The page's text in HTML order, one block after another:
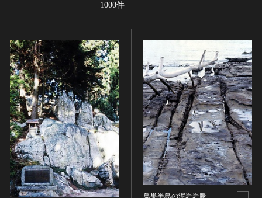
全国の美術館・博物館
世界遺産
無形文化遺産
動画で見る無形の文化財
ヘルプ
このサイトについて
関連サイトリンク
サイトマップ
サイトのご意見はこちら
文化遺産データベース
1000件
鳥巣半島の泥岩岩脈
制作者名
時代
時代を選択
旧石器 [日本]
縄文 [日本]
弥生 [日本]
古墳 [日本]
分野
分野を選択
建造物
所在地（都道府県）